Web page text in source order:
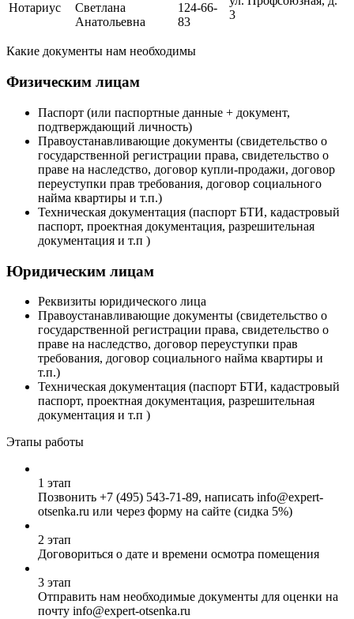
Нотариус
Светлана
Анатольевна
124-66-
83
3
Какие документы нам необходимы
Физическим лицам
Паспорт (или паспортные данные + документ,
подтверждающий личность)
Правоустанавливающие документы (свидетельство о
государственной регистрации права, свидетельство о
праве на наследство, договор купли-продажи, договор
переуступки прав требования, договор социального
найма квартиры и т.п.)
Техническая документация (паспорт БТИ, кадастровый
паспорт, проектная документация, разрешительная
документация и т.п )
Юридическим лицам
Реквизиты юридического лица
Правоустанавливающие документы (свидетельство о
государственной регистрации права, свидетельство о
праве на наследство, договор переуступки прав
требования, договор социального найма квартиры и
т.п.)
Техническая документация (паспорт БТИ, кадастровый
паспорт, проектная документация, разрешительная
документация и т.п )
Этапы работы
1 этап
Позвонить +7 (495) 543-71-89, написать info@expert-
otsenka.ru или через форму на сайте (сидка 5%)
2 этап
Договориться о дате и времени осмотра помещения
3 этап
Отправить нам необходимые документы для оценки на
почту info@expert-otsenka.ru